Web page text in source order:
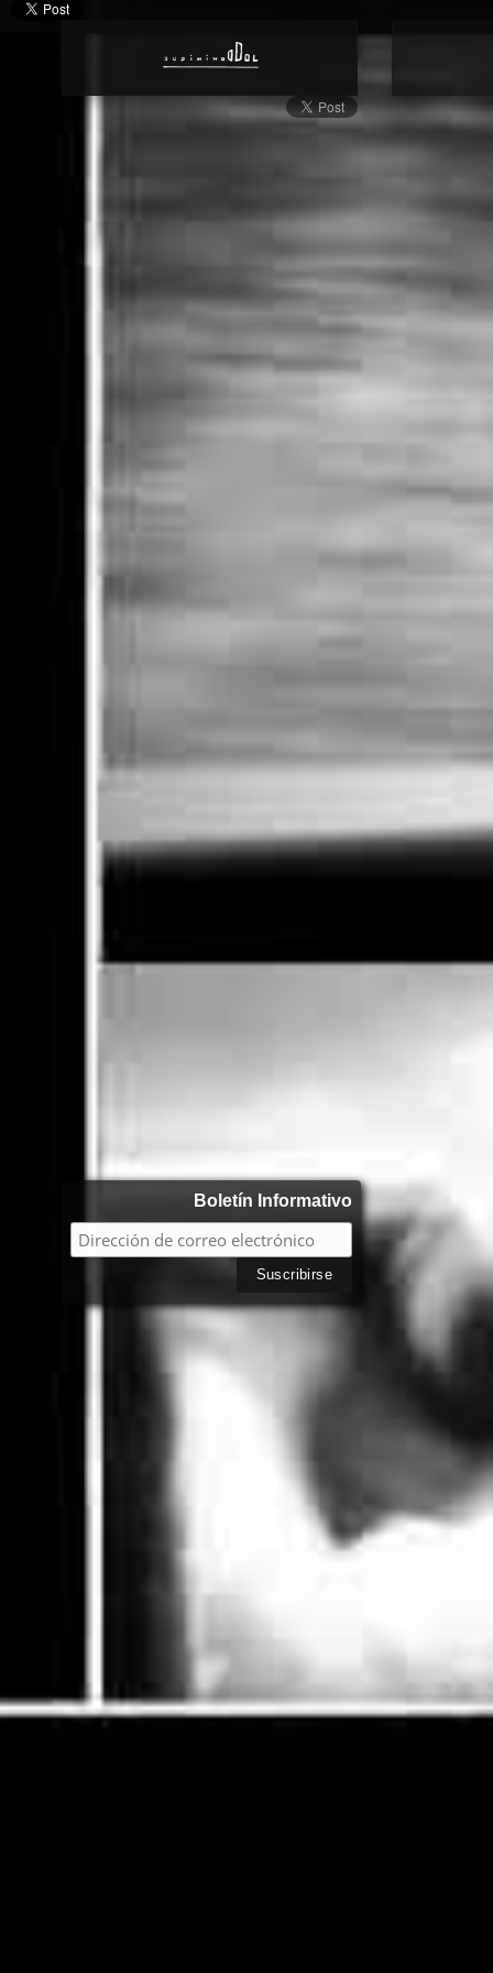
Boletín Informativo
Libro de Arte | Worlds | Dominique Dol | Sitio Web | Oficial |
Inicio | Mundo | Onírismo | Onírico | Dormir | Cerebro | Imagen
Contemporáneo | Fotografía Documental | Fotografía Callejera
Fotografía | Arte | Dominique Dol | Sitio Web | Artes Visuales |
Contemporáneo | Arte Internacional | Color | Blanco y Negro |
Publicación | Francés | Europa | América | Español | De
Lado | Paralelo | Forma | Ángulo | Paralelismo | Figura | Ángulo
Figura Geométrico | Forma Geométrico | Lado Paralelo |